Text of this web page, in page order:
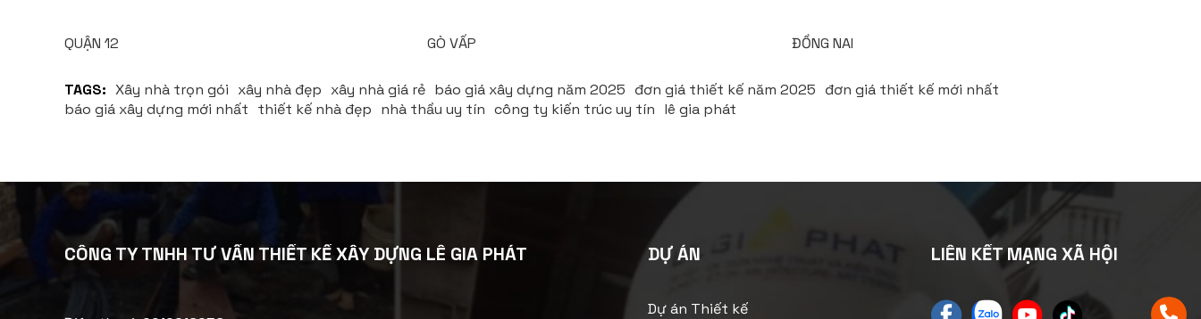
QUẬN 12 GÒ VẤP ĐỒNG NAI
TAGS: Xây nhà trọn gói xây nhà đẹp xây nhà giá rẻ báo giá xây dựng năm 2025 đơn giá thiết kế năm 2025 đơn giá thiết kế mới nhất
báo giá xây dựng mới nhất thiết kế nhà đẹp nhà thầu uy tín công ty kiến trúc uy tín lê gia phát
CÔNG TY TNHH TƯ VẤN THIẾT KẾ XÂY DỰNG LÊ GIA PHÁT DỰ ÁN
Dự án Thiết kế
LIÊN KẾT MẠNG XÃ HỘI